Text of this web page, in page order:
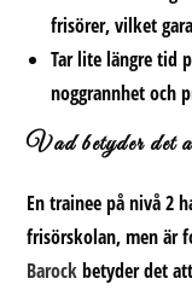
frisörer, vilket
Tar lite längre tid
noggrannhet och
Vad betyder det
En trainee på nivå 2
frisörskolan, men är
Barockbetyder det